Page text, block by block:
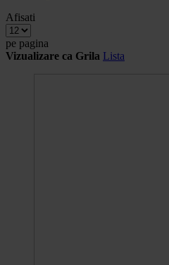
Afisati
pe pagina
Vizualizare ca Grila Lista